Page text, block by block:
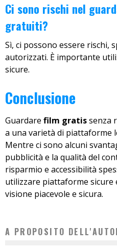
Ci sono rischi nel
gratuiti?
Sì, ci possono essere rischi,
autorizzati. È importante
sicure.
Conclusione
Guardare film gratissenza
a una varietà di piattaforme
Mentre ci sono alcuni
pubblicità e la qualità del
risparmio e accessibilità
utilizzare piattaforme sicure
visione piacevole e sicura.
A PROPOSITO